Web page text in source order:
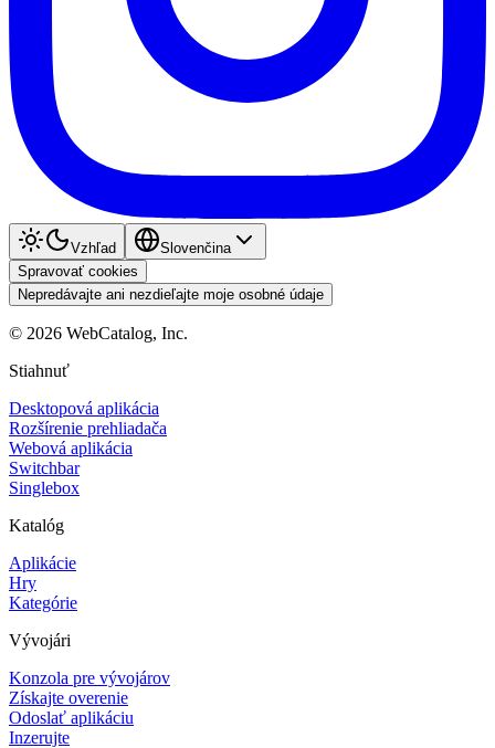
Vzhľad
Slovenčina
Spravovať cookies
Nepredávajte ani nezdieľajte moje osobné údaje
© 2026 WebCatalog, Inc.
Stiahnuť
Desktopová aplikácia
Rozšírenie prehliadača
Webová aplikácia
Switchbar
Singlebox
Katalóg
Aplikácie
Hry
Kategórie
Vývojári
Konzola pre vývojárov
Získajte overenie
Odoslať aplikáciu
Inzerujte